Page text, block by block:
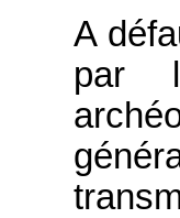
A
par